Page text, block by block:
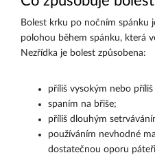
Bolest krku po nočním spánku
polohou během spánku, která
Nezřídka je bolest způsobena:
příliš vysokým nebo
spaním na břiše;
příliš dlouhým
používáním nevhodné
dostatečnou oporu